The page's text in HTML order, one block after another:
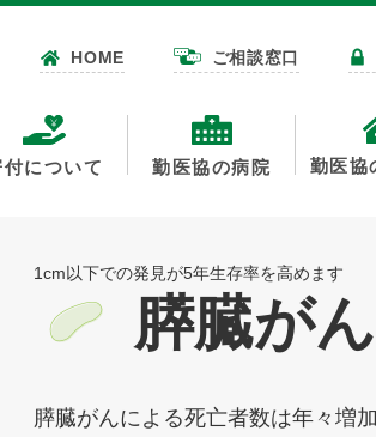
HOME ご相談窓口
付について 勤医協の病院 勤医協
1cm以下での発見が5年生存率を高めます
膵臓がん
膵臓がんによる死亡者数は年々増